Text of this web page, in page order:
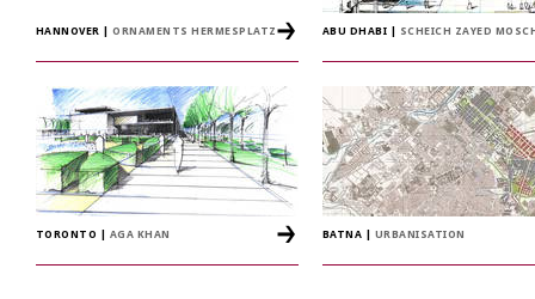
HANNOVER |ORNAMENTS HERMESPLATZ ABU DHABI SCHEICH ZAYED
TORONTO AGA KHAN BATNA URBANISATION